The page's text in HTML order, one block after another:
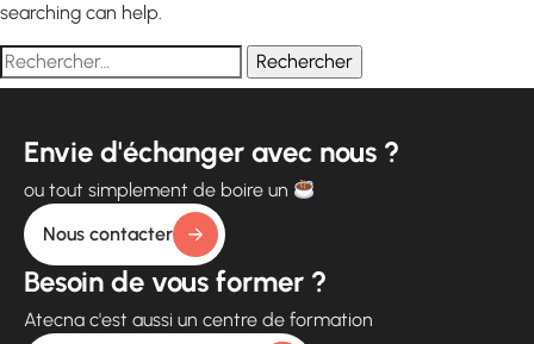
searching can help.
Envie d'échanger avec nous ?
ou tout simplement de boire un
Nous contacter
Besoin de vous former ?
Atecna c'est aussi un centre de formation